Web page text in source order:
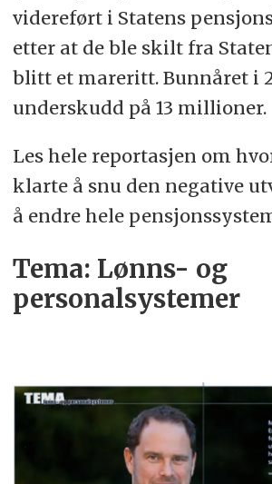
videreført i Statens
etter at de ble skilt fra
blitt et mareritt. Bunnåret i
underskudd på 13 millioner.
Les hele reportasjen om
klarte å snu den negative
å endre hele
Tema: Lønns- og
personalsystemer